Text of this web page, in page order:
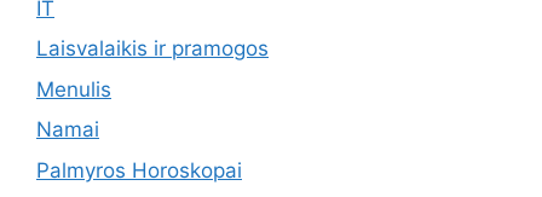
IT
Laisvalaikis ir pramogos
Menulis
Namai
Palmyros Horoskopai